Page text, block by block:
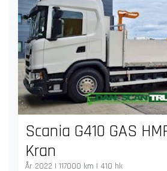
Scania G410 GAS
Kran
År 2022 | 117000 km | 410 hk